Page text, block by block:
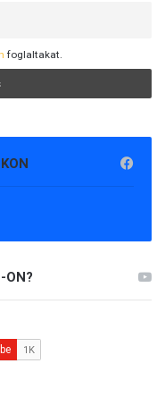
foglaltakat.
ON?